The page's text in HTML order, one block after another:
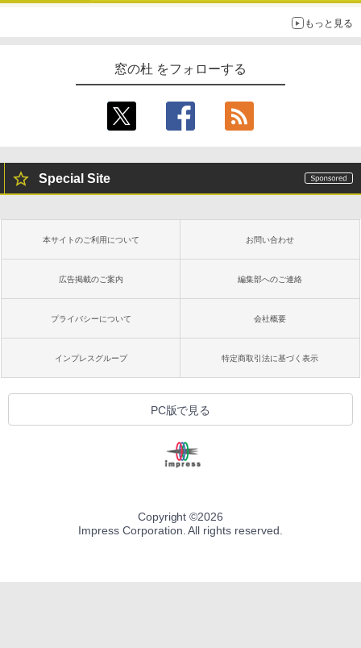
もっと見る
窓の杜 をフォローする
Special Site
本サイトのご利用について お問い合わせ
広告掲載のご案内 編集部へのご連絡
プライバシーについて 会社概要
インプレスグループ 特定商取引法に基づく表示
PC版で見る
Copyright ©2026
Impress Corporation. All rights reserved.